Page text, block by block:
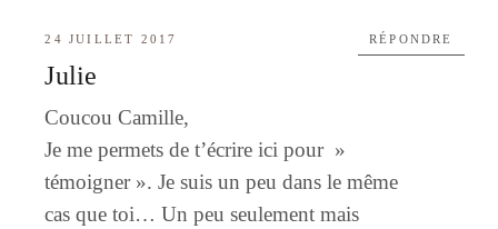
24 JUILLET 2017
Julie
Coucou Camille,
Je me permets de t’écrire ici pour »
témoigner ». Je suis un peu dans le même
cas que toi… Un peu seulement mais
RÉPONDRE